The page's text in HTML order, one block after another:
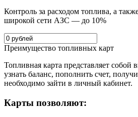
Контроль за расходом топлива, а
широкой сети АЗС — до 10%
Преимущество топливных карт
Топливная карта представляет собой
узнать баланс, пополнить счет,
необходимо зайти в личный кабинет.
Карты позволяют: